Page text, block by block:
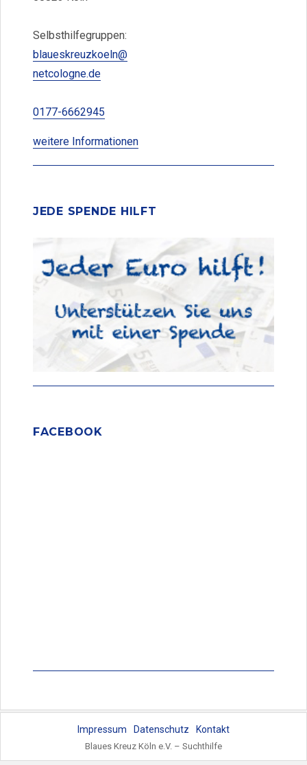
Selbsthilfegruppen:
blaueskreuzkoeln@
netcologne.de
0177-6662945
weitere Informationen
JEDE SPENDE HILFT
FACEBOOK
Impressum Datenschutz Kontakt
Blaues Kreuz Köln e.V. – Suchthilfe